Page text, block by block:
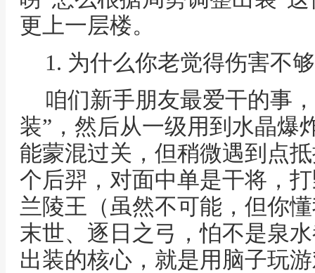
更上一层楼。
1. 为什么你老觉得伤害不
咱们新手朋友最爱干的事
装”，然后从一级用到水晶爆
能蒙混过关，但稍微遇到点
个后羿，对面中单是干将，
兰陵王（虽然不可能，但你
末世、逐日之弓，怕不是泉
出装的核心，就是用脑子玩